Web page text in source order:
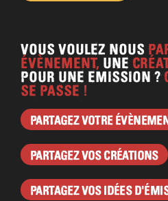
VOUS VOULEZ NOUS
ÉVÈNEMENT, UNE
POUR UNE EMISSION ?
SE PASSE !
PARTAGEZ VOTRE
PARTAGEZ VOS CRÉATIONS
PARTAGEZ VOS IDÉES